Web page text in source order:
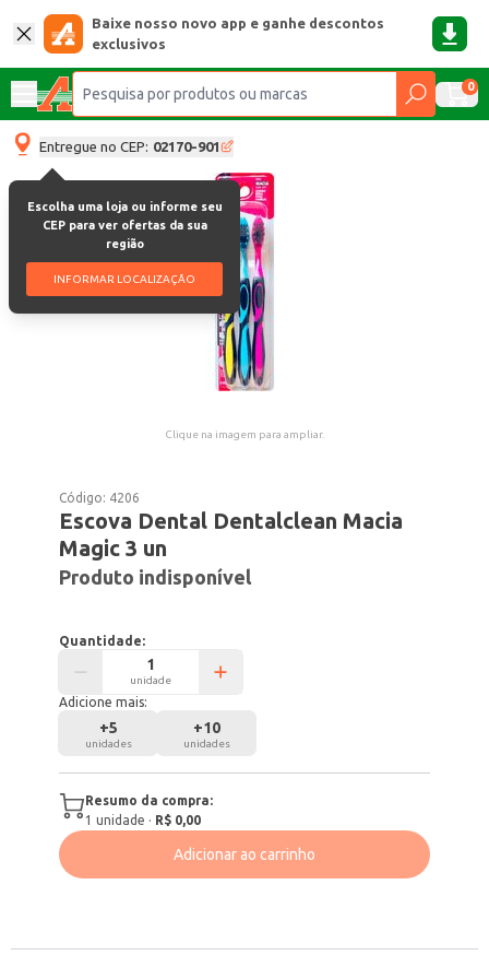
Baixe nosso novo app e ganhe descontos
exclusivos
0
Entregue no CEP: 02170-901
Escolha uma loja ou informe seu
CEP para ver ofertas da sua
região
INFORMAR LOCALIZAÇÃO
Clique na imagem para ampliar.
Código: 4206
Escova Dental Dentalclean Macia
Magic 3 un
Produto indisponível
Quantidade:
unidade
Adicione mais:
+5
unidades
+10
unidades
Resumo da compra:
1 unidade · R$ 0,00
Adicionar ao carrinho